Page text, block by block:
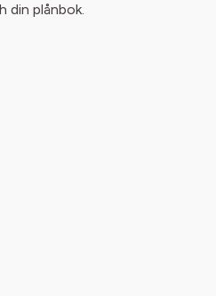
din plånbok.